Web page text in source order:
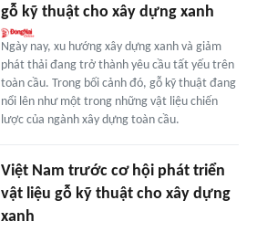
gỗ kỹ thuật cho xây dựng xanh
Ngày nay, xu hướng xây dựng xanh và giảm
phát thải đang trở thành yêu cầu tất yếu trên
toàn cầu. Trong bối cảnh đó, gỗ kỹ thuật đang
nổi lên như một trong những vật liệu chiến
lược của ngành xây dựng toàn cầu.
Việt Nam trước cơ hội phát triển
vật liệu gỗ kỹ thuật cho xây dựng
xanh